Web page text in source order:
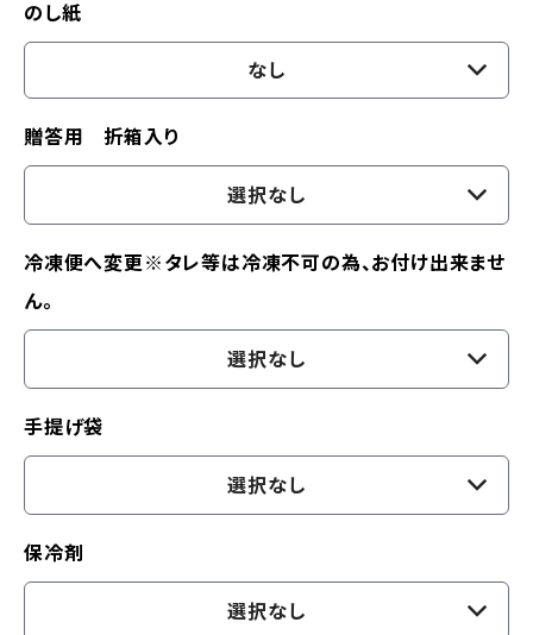
のし紙
なし
贈答用 折箱入り
選択なし
冷凍便へ変更※タレ等は冷凍不可の為、お付け出来ませ
ん。
選択なし
手提げ袋
選択なし
保冷剤
選択なし